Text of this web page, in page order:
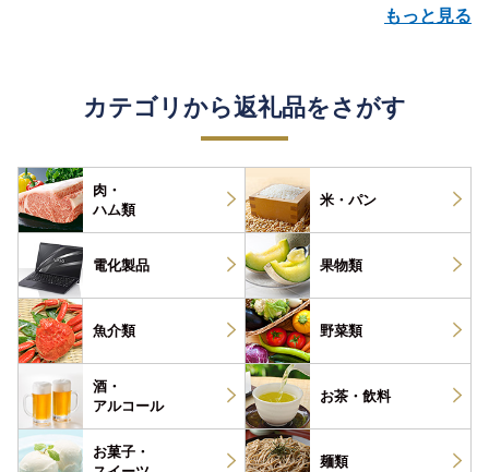
もっと見る
カテゴリから返礼品をさがす
肉・
ハム類
米・パン
電化製品 果物類
魚介類 野菜類
酒・
アルコール
お茶・ 飲料
お菓子・
麺類